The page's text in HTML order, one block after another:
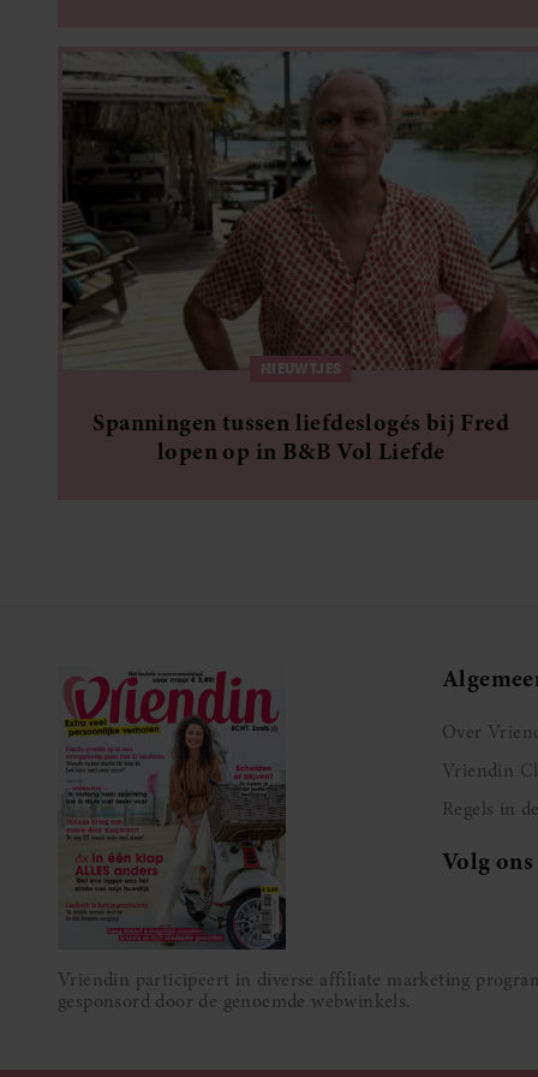
NIEUWTJES
Spanningen tussen liefdeslogés bij Fred
lopen op in B&B Vol Liefde
Over
Vriendin
Regels in
Volg ons
Vriendin participeert in diverse affiliate marketing
gesponsord door de genoemde webwinkels.
INFORMATIE